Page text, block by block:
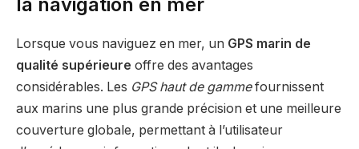
Lorsque vous naviguez en mer, un GPS marin de
qualité supérieure offre des avantages
considérables. Les GPS haut de gammefournissent
aux marins une plus grande précision et une meilleure
couverture globale, permettant à l’utilisateur